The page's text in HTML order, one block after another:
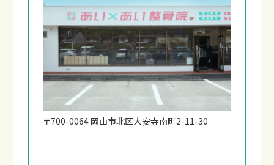
〒700-0064 岡山市北区大安寺南町2-11-30